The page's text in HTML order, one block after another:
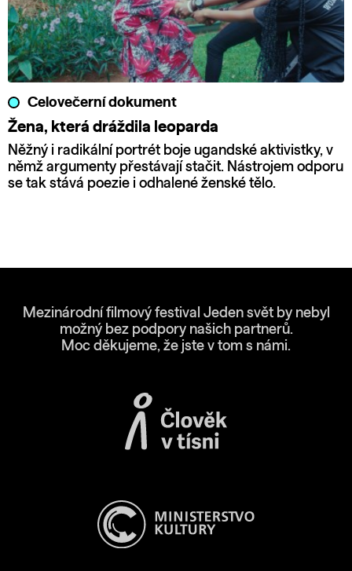
Celovečerní dokument
Žena, která dráždila leoparda
Něžný i radikální portrét boje ugandské aktivistky, v
němž argumenty přestávají stačit. Nástrojem odporu
se tak stává poezie i odhalené ženské tělo.
Mezinárodní filmový festival Jeden svět by nebyl
možný bez podpory našich partnerů.
Moc děkujeme, že jste v tom s námi.